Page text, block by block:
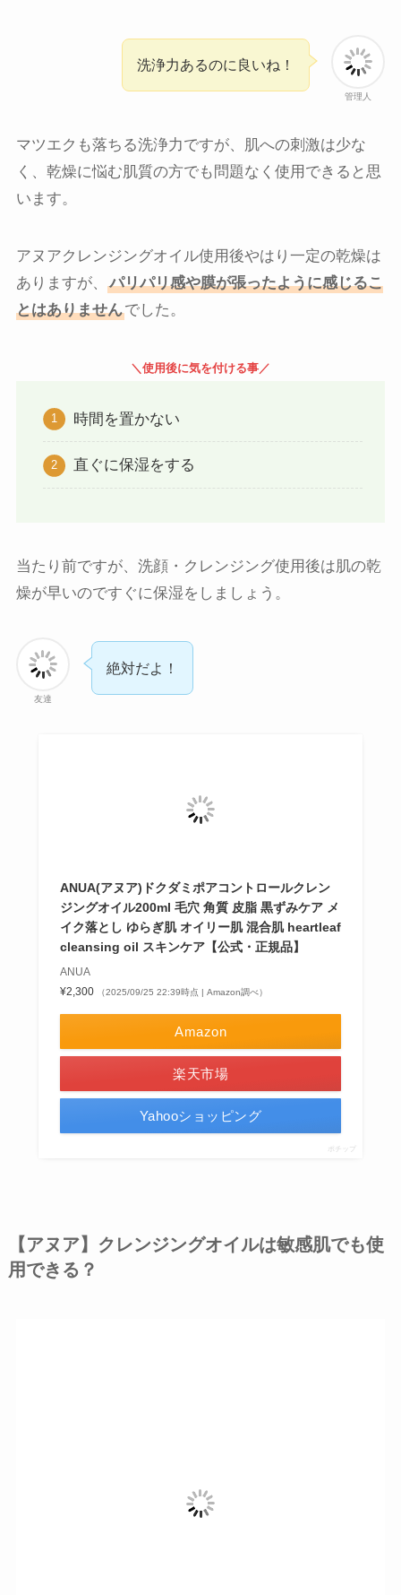
管理人
洗浄力あるのに良いね！
マツエクも落ちる洗浄力ですが、肌への刺激は少な
く、乾燥に悩む肌質の方でも問題なく使用できると思
います。
アヌアクレンジングオイル使用後やはり一定の乾燥は
ありますが、
パリパリ感や膜が張ったように感じるこ
とはありませんでした。
＼使用後に気を付ける事／
時間を置かない
直ぐに保湿をする
当たり前ですが、洗顔・クレンジング使用後は肌の乾
燥が早いのですぐに保湿をしましょう。
友達
絶対だよ！
ANUA(アヌア)ドクダミポアコントロールクレン
ジングオイル200ml 毛穴 角質 皮脂 黒ずみケア メ
イク落とし ゆらぎ肌 オイリー肌 混合肌 heartleaf
cleansing oil スキンケア【公式・正規品】
ANUA
¥2,300
（2025/09/25 22:39時点 | Amazon調べ）
Amazon
楽天市場
Yahooショッピング
ポチップ
【アヌア】クレンジングオイルは敏感肌でも使
用できる？